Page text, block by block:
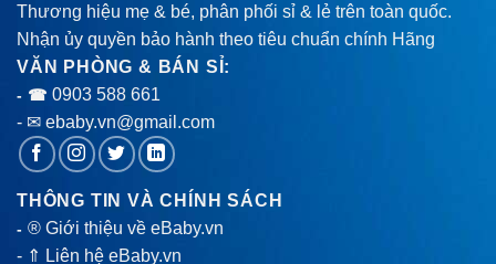
Thương hiệu mẹ & bé, phân phối sỉ & lẻ trên toàn quốc.
Nhận ủy quyền bảo hành theo tiêu chuẩn chính Hãng
VĂN PHÒNG & BÁN SỈ:
- ☎ 0903 588 661
- ✉ ebaby.vn@gmail.com
THÔNG TIN VÀ CHÍNH SÁCH
-® Giới thiệu về eBaby.vn
- ⇑ Liên hệ eBaby.vn